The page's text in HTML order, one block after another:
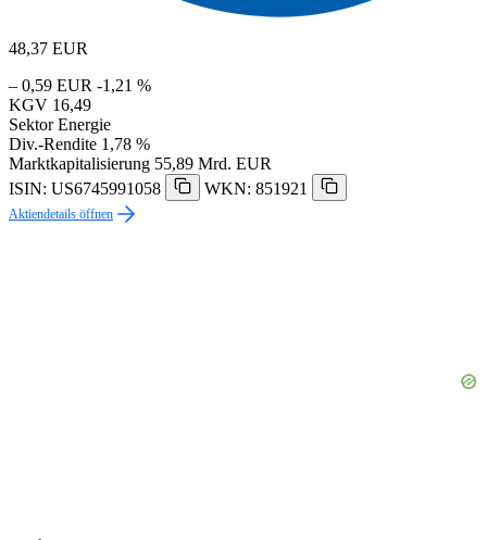
48,37 EUR
– 0,59 EUR -1,21 %
KGV 16,49
Sektor Energie
Div.-Rendite 1,78 %
Marktkapitalisierung 55,89 Mrd. EUR
ISIN: US6745991058
WKN: 851921
Aktiendetails öffnen